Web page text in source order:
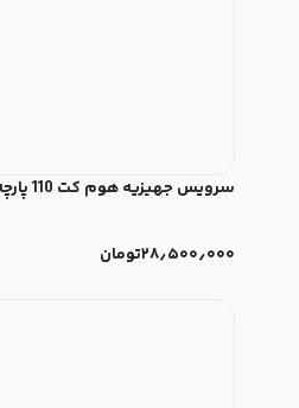
سرویس جهیزیه هوم کت 110 پارچه مدل فلورا
۲۸٫۵۰۰٫۰۰۰تومان